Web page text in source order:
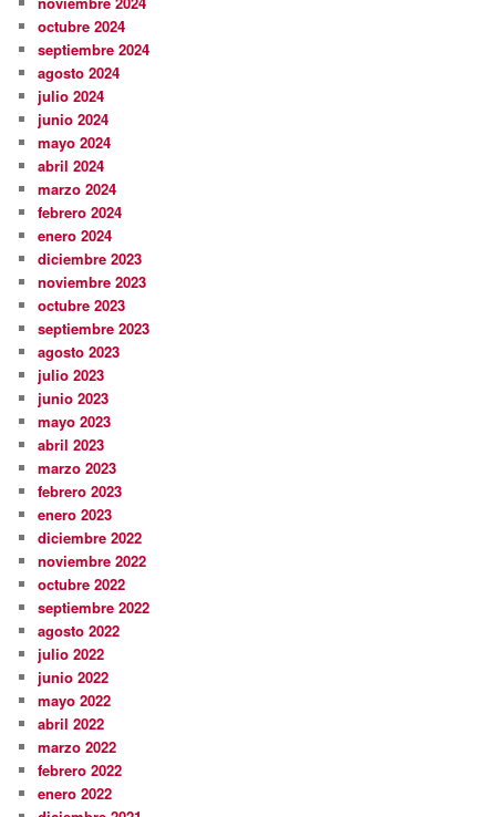
octubre 2024
septiembre 2024
agosto 2024
julio 2024
junio 2024
mayo 2024
abril 2024
marzo 2024
febrero 2024
enero 2024
diciembre 2023
noviembre 2023
octubre 2023
septiembre 2023
agosto 2023
julio 2023
junio 2023
mayo 2023
abril 2023
marzo 2023
febrero 2023
enero 2023
diciembre 2022
noviembre 2022
octubre 2022
septiembre 2022
agosto 2022
julio 2022
junio 2022
mayo 2022
abril 2022
marzo 2022
febrero 2022
enero 2022